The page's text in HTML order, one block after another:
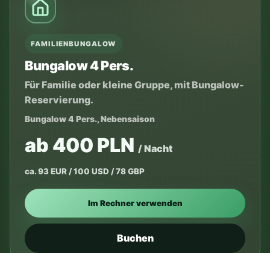
FAMILIENBUNGALOW
Bungalow 4 Pers.
Für Familie oder kleine Gruppe, mit Bungalow-
Reservierung.
Bungalow 4 Pers., Nebensaison
ab 400 PLN / Nacht
ca. 93 EUR / 100 USD / 78 GBP
Im Rechner verwenden
Buchen